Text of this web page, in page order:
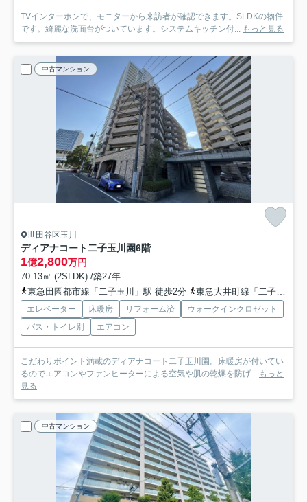
TVインターホンで、モニターから来訪者が確認できます。SLDKの物件
です。綺麗な洗面台がついています。システムキッチン付... もっと見る
中古マンション
世田谷区玉川
ディアナコート二子玉川園6階
1億2,800万円
70.13㎡ (2SLDK) /築27年
東急田園都市線「二子玉川」駅 徒歩2分
東急大井町線「二子玉川」駅 徒歩2分
エレベーター 床暖房 リフォーム済
ウォークインクロゼット
バス・トイレ別
エアコン
こだわりポイント満載のディアナコート二子玉川園。床暖房が付いてい
るのでエアコンやファンヒーターによる空気や肌の乾燥を防げ... もっと
見る
中古マンション